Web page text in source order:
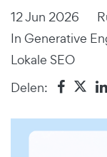
12 Jun 2026
In Generative
Lokale SEO
Delen: